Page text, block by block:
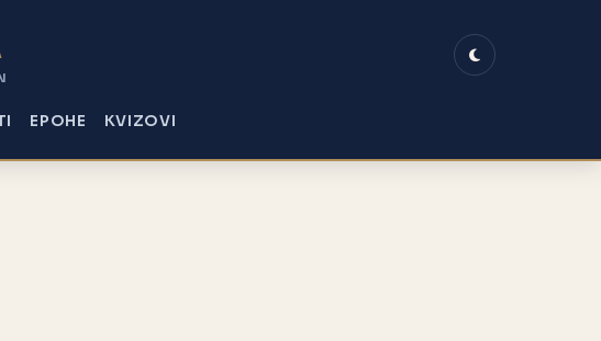
EPOHE KVIZOVI